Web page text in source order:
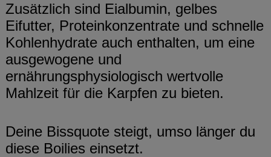
Zusätzlich sind Eialbumin, gelbes
Eifutter, Proteinkonzentrate und schnelle
Kohlenhydrate auch enthalten, um eine
ausgewogene und
ernährungsphysiologisch wertvolle
Mahlzeit für die Karpfen zu bieten.
Deine Bissquote steigt, umso länger du
diese Boilies einsetzt.